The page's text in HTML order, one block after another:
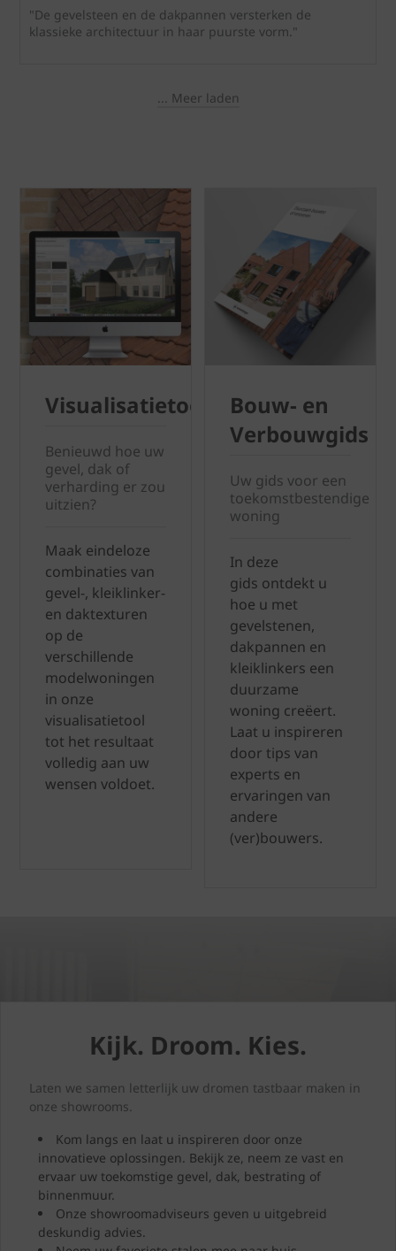
"De gevelsteen en de dakpannen versterken de
klassieke architectuur in haar puurste vorm."
... Meer laden
Visualisatietool
Benieuwd hoe uw
gevel, dak of
verharding er zou
uitzien?
Maak eindeloze
combinaties van
gevel-, kleiklinker-
en daktexturen
op de
verschillende
modelwoningen
in onze
visualisatietool
tot het resultaat
volledig aan uw
wensen voldoet.
Bouw- en
Verbouwgids
Uw gids voor een
toekomstbestendige
woning
In deze
gids ontdekt u
hoe u met
gevelstenen,
dakpannen en
kleiklinkers een
duurzame
woning creëert.
Laat u inspireren
door tips van
experts en
ervaringen van
andere
(ver)bouwers.
Kijk. Droom. Kies.
Laten we samen letterlijk uw dromen tastbaar maken in
onze showrooms.
Kom langs en laat u inspireren door onze
innovatieve oplossingen. Bekijk ze, neem ze vast en
ervaar uw toekomstige gevel, dak, bestrating of
binnenmuur.
Onze showroomadviseurs geven u uitgebreid
deskundig advies.